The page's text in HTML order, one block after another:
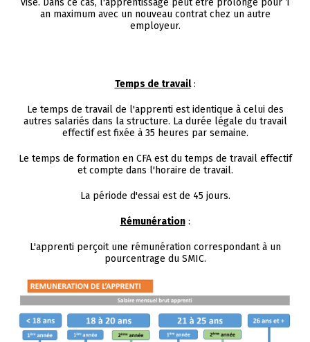
visé. Dans ce cas, l'apprentissage peut être prolongé pour 1
an maximum avec un nouveau contrat chez un autre
employeur.
Temps de travail:
Le temps de travail de l'apprenti est identique à celui des
autres salariés dans la structure. La durée légale du travail
effectif est fixée à 35 heures par semaine.
Le temps de formation en CFA est du temps de travail effectif
et compte dans l'horaire de travail.
La période d'essai est de 45 jours.
Rémunération:
L'apprenti perçoit une rémunération correspondant à un
pourcentrage du SMIC.